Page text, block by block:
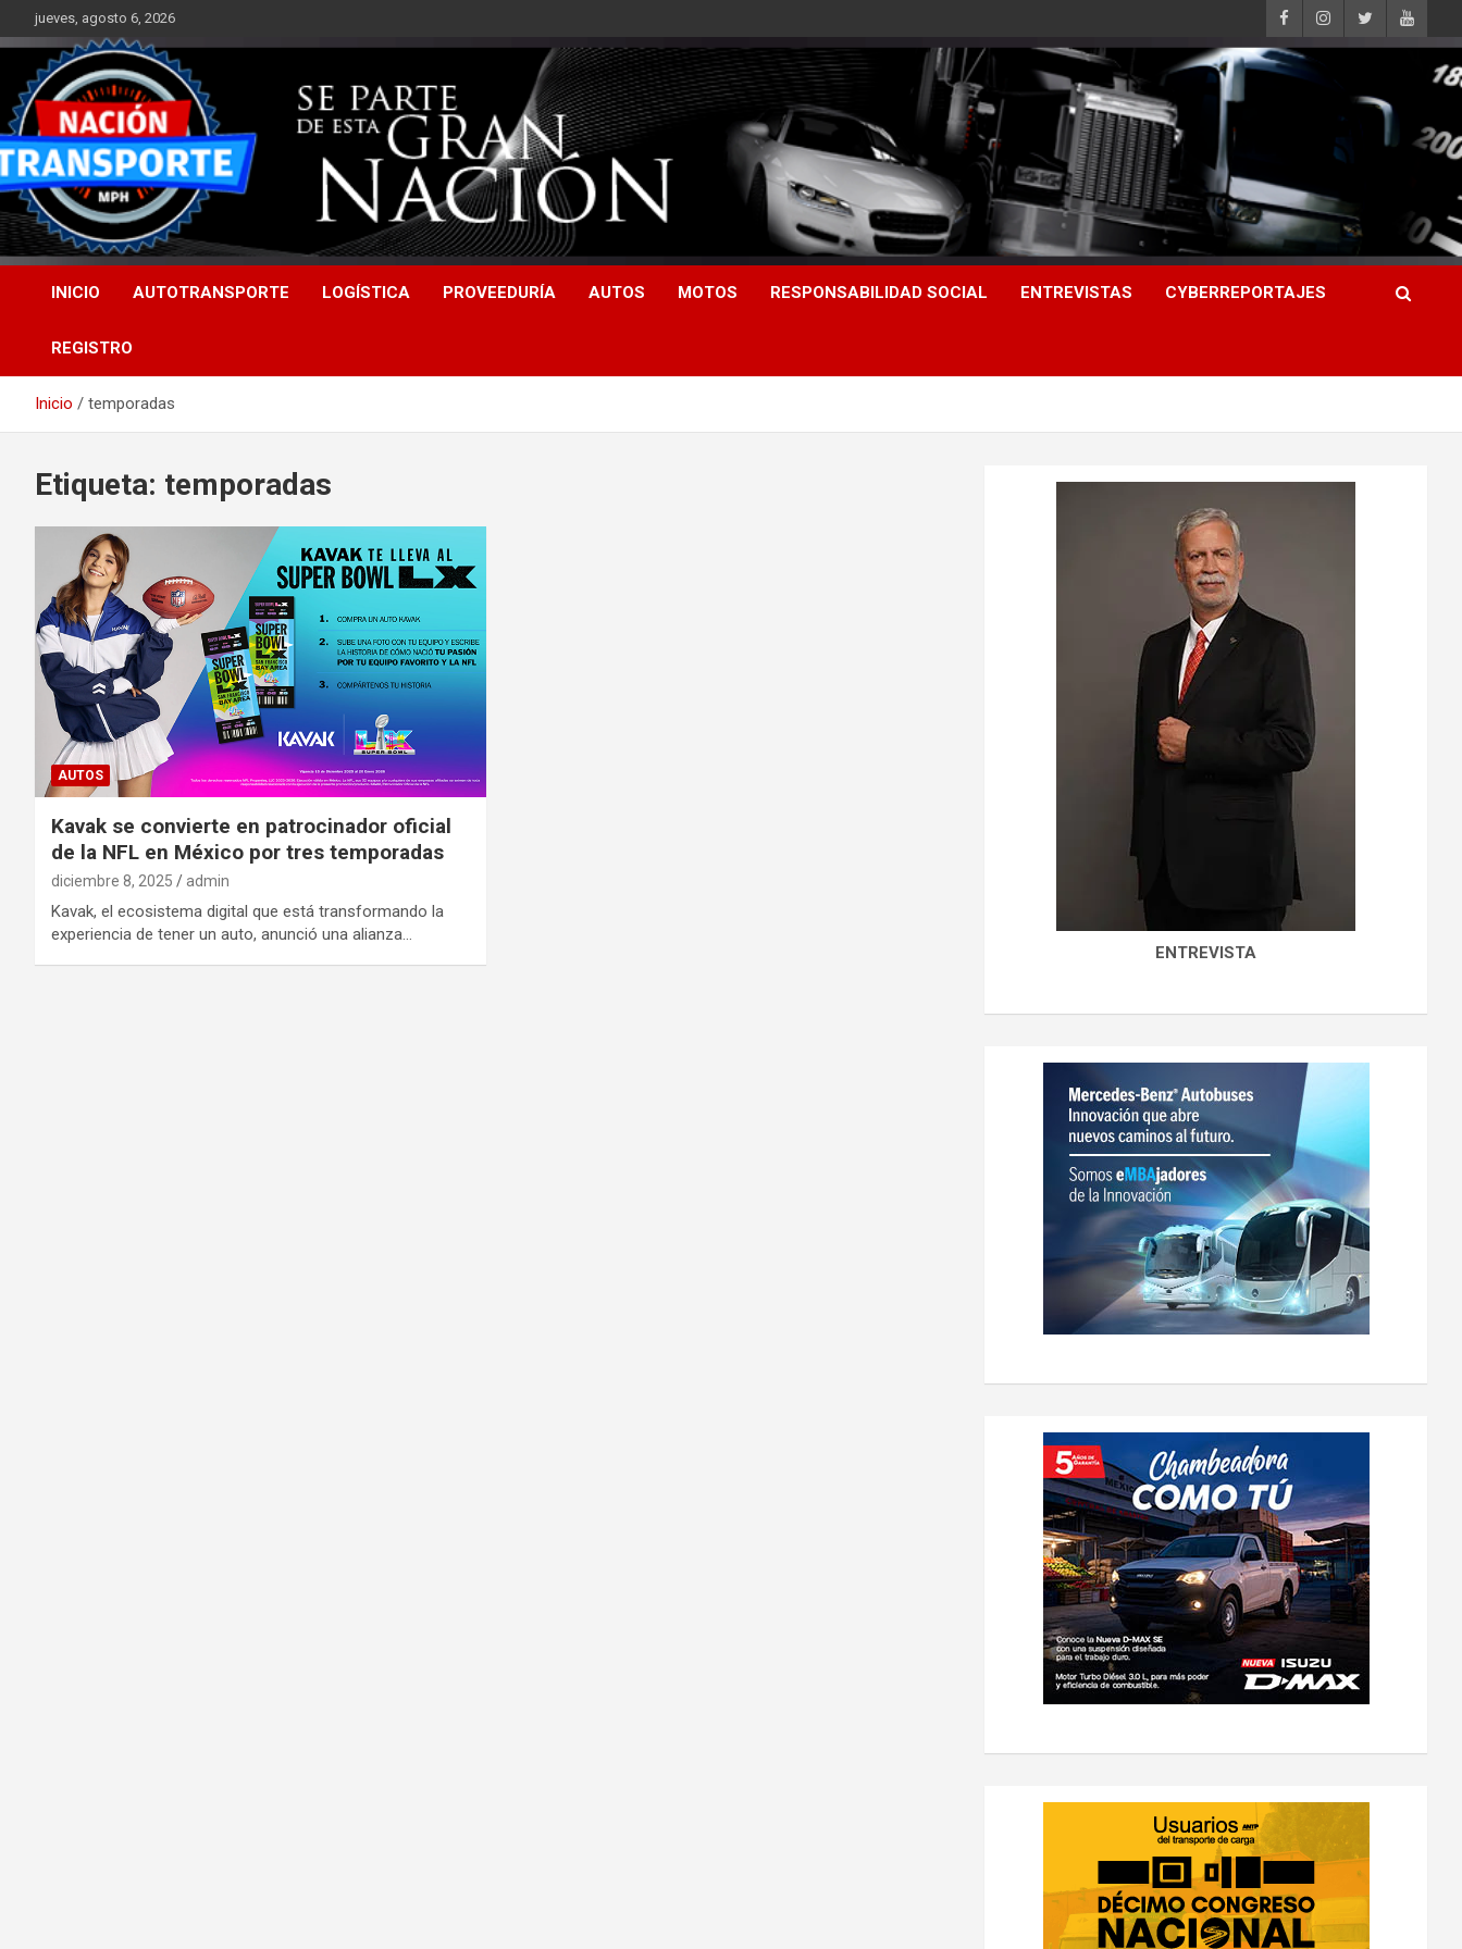
Saltar
al
contenido
jueves, agosto 6, 2026
INICIO AUTOTRANSPORTE LOGÍSTICA PROVEEDURÍA AUTOS MOTOS RESPONSABILIDAD SOCIAL ENTREVISTAS CYBERREPORTAJES
REGISTRO
Inicio temporadas
Etiqueta: temporadas
AUTOS
Kavak se convierte en patrocinador oficial
de la NFL en México por tres temporadas
diciembre 8, 2025 admin
Kavak, el ecosistema digital que está transformando la
experiencia de tener un auto, anunció una alianza…
ENTREVISTA